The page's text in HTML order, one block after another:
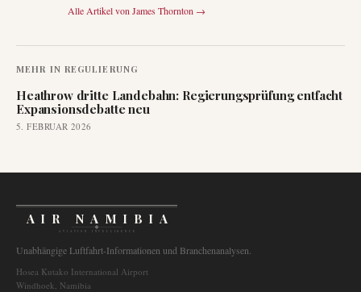
Alle Artikel von James Thornton →
MEHR IN REGULIERUNG
Heathrow dritte Landebahn: Regierungsprüfung entfacht
Expansionsdebatte neu
5. FEBRUAR 2026
AIR NAMIBIA
AVIATION INTELLIGENCE
Unabhängige Luftfahrt-Informationen und Branchenanalysen.
Hosea Kutako International Airport
Windhoek, Namibia